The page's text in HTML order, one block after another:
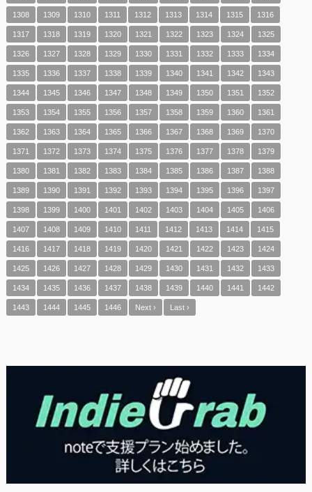
1308 1309 1310 1311 1312 1313 1314 1315 1316
1317 1318 1319 1320 1321 1322 1323 1324 1325
1326 1327 1328 1329 1330 1331 1332 1333 1334
1335 1336 1337 1338 1339 1340 1341 1342 1343
1344 1345 1346 1347 1348 1349 1350 1351 1352
1353 1354 1355 1356 1357 1358 1359 1360 1361
1362 1363 1364 1365 1366 1367 1368 1369 1370
1371 1372 1373 1374 1375 1376 1377 1378 1379
1380 1381 1382 1383 1384 1385 1386 1387 1388
1389 1390 1391 1392 1393 1394 1395 1396 1397
1398 1399 1400 1401 1402 1403 1404 1405 1406
1407 1408 1409 1410 1411 1412 1413 1414 1415
1416 1417 1418 1419 1420 1421 1422 1423 1424
1425 1426 1427 1428 1429 1430 1431 1432 1433
1434 1435 1436 1437 1438 1439 1440 1441 1442
1443 1444 1445 1446 Next › Last ›